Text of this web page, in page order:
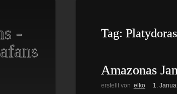
Tag:
Amazonas
erstellt von elko 1.